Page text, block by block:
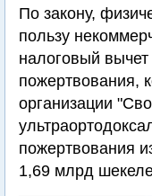
По закону,
пользу
налоговый
пожертвования,
организации
пожертвования
1,69 млрд